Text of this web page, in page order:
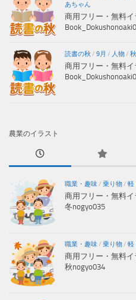
あちゃん
商用フリー・無料
読書の秋 / 9月 / 人物/ 秋
商用フリー・無料
農業のイラスト
職業・趣味/ 乗り物/ 軽
商用フリー・無料イ
冬nogyo035
職業・趣味/ 乗り物/ 軽
商用フリー・無料イ
秋nogyo034